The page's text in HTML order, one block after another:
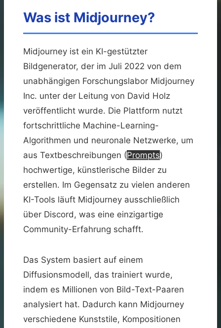
Was ist Midjourney?
Midjourney ist ein KI-gestützter
Bildgenerator, der im Juli 2022 von dem
unabhängigen Forschungslabor Midjourney
Inc. unter der Leitung von David Holz
veröffentlicht wurde. Die Plattform nutzt
fortschrittliche Machine-Learning-
Algorithmen und neuronale Netzwerke, um
aus Textbeschreibungen (Prompts)
hochwertige, künstlerische Bilder zu
erstellen. Im Gegensatz zu vielen anderen
KI-Tools läuft Midjourney ausschließlich
über Discord, was eine einzigartige
Community-Erfahrung schafft.
Das System basiert auf einem
Diffusionsmodell, das trainiert wurde,
indem es Millionen von Bild-Text-Paaren
analysiert hat. Dadurch kann Midjourney
verschiedene Kunststile, Kompositionen